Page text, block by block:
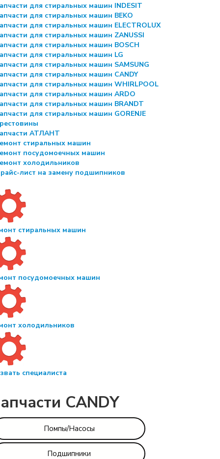
для стиральных машин INDESIT
для стиральных машин BEKO
для стиральных машин ELECTROLUX
для стиральных машин ZANUSSI
для стиральных машин BOSCH
для стиральных машин LG
для стиральных машин SAMSUNG
для стиральных машин CANDY
для стиральных машин WHIRLPOOL
для стиральных машин ARDO
для стиральных машин BRANDT
для стиральных машин GORENJE
АТЛАНТ
стиральных машин
посудомоечных машин
холодильников
лист на замену подшипников
стиральных машин
посудомоечных машин
холодильников
специалиста
CANDY
Помпы/Насосы
Подшипники